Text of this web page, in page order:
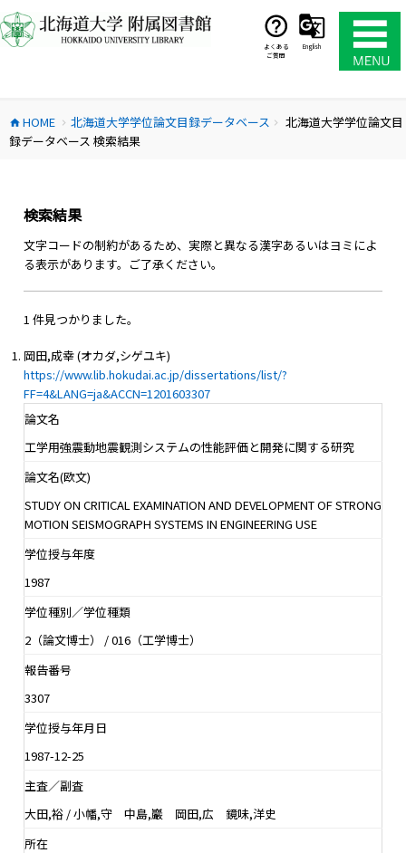
ン
テ
ス
キ
よくある
ご質問
English
home HOME chevron_right 北海道大学学位論文目録データベース chevron_right
北海道大学学位論文目
録データベース 検索結果
検索結果
文字コードの制約があるため、実際と異なる漢字あるいはヨミによ
る表示があります。ご了承ください。
1 件見つかりました。
岡田,成幸 (オカダ,シゲユキ)
https://www.lib.hokudai.ac.jp/dissertations/list/?
FF=4&LANG=ja&ACCN=1201603307
論文名
工学用強震動地震観測システムの性能評価と開発に関する研究
論文名(欧文)
STUDY ON CRITICAL EXAMINATION AND DEVELOPMENT OF STRONG
MOTION SEISMOGRAPH SYSTEMS IN ENGINEERING USE
学位授与年度
1987
学位種別／学位種類
2（論文博士） / 016（工学博士）
報告番号
3307
学位授与年月日
1987-12-25
主査／副査
大田,裕 / 小幡,守 中島,巖 岡田,広 鏡味,洋史
所在